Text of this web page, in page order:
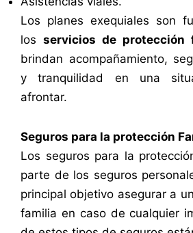
Los planes exequiales son
los servicios de protección
brindan acompañamiento,
y tranquilidad en una
afrontar.
Seguros para la protección
Los seguros para la
parte de los seguros
principal objetivo asegurar a
familia en caso de cualquier